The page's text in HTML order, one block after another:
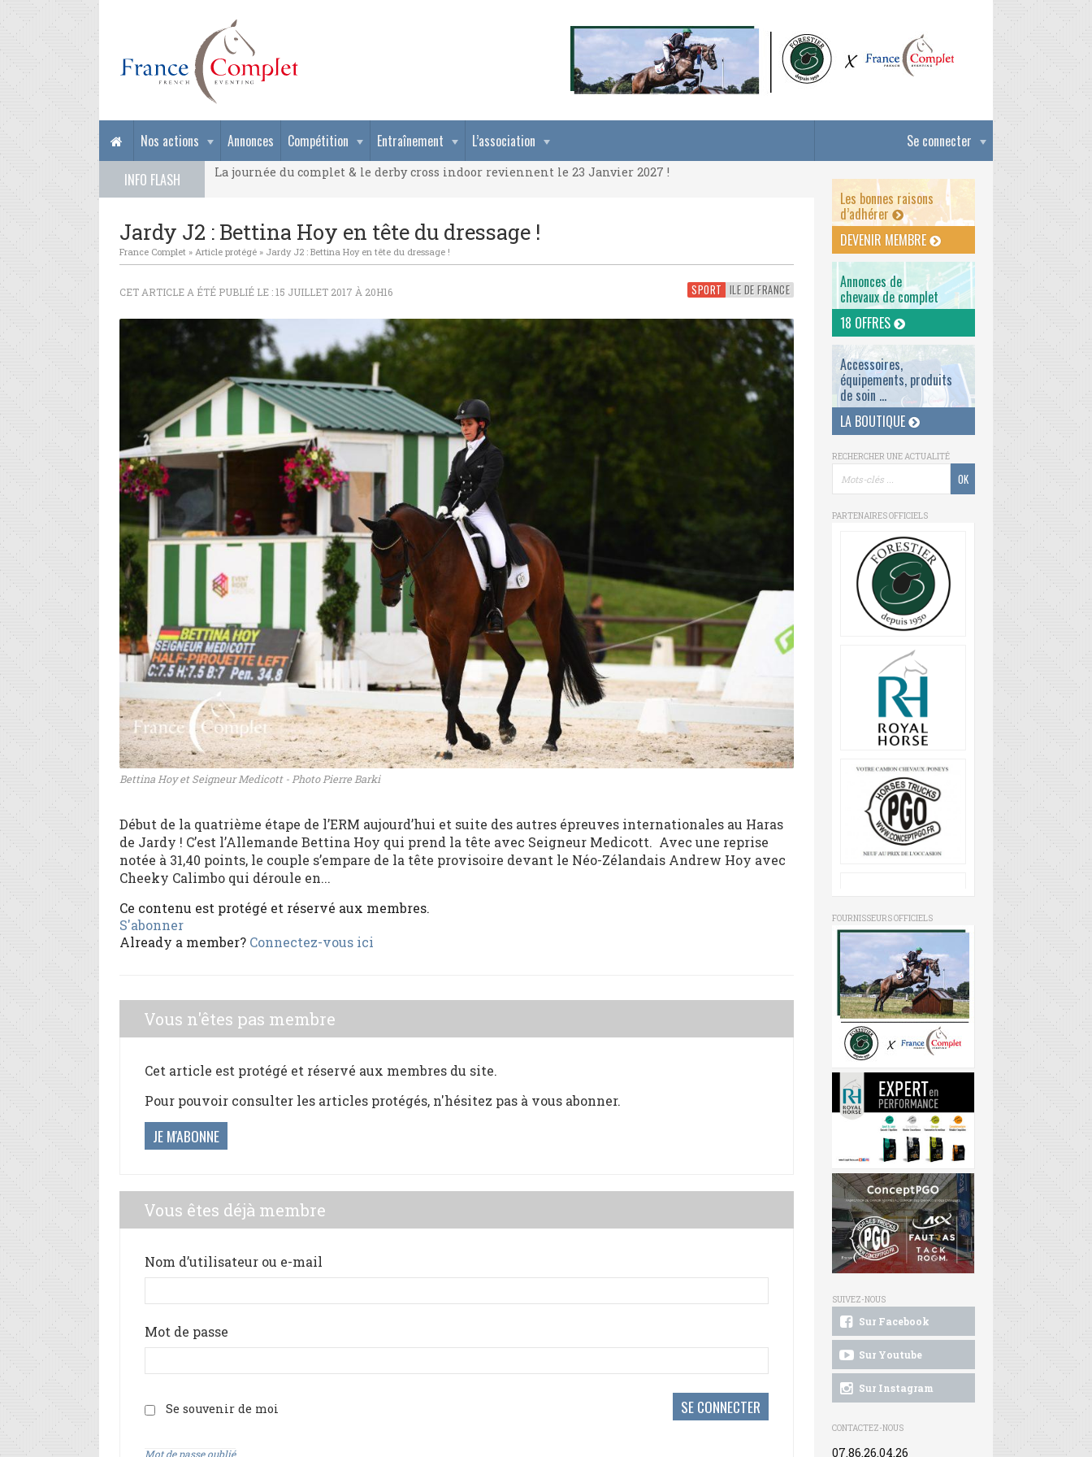
Se connecter
Nos actions Annonces Compétition Entraînement
L’association
INFO FLASH
La journée du complet & le derby cross indoor reviennent le 23 Janvier 2027 !
La journée du complet & le derby cross indoor reviennent le 23 Janvier 2027 !
Jardy J2 : Bettina Hoy en tête du dressage !
France Complet » Article protégé » Jardy J2 : Bettina Hoy en tête du dressage !
SPORT ILE DE FRANCE
CET ARTICLE A ÉTÉ PUBLIÉ LE : 15 JUILLET 2017 À 20H16
Bettina Hoy et Seigneur Medicott - Photo Pierre Barki
Début de la quatrième étape de l’ERM aujourd’hui et suite des autres épreuves internationales au Haras
de Jardy ! C’est l’Allemande Bettina Hoy qui prend la tête avec Seigneur Medicott. Avec une reprise
notée à 31,40 points, le couple s’empare de la tête provisoire devant le Néo-Zélandais Andrew Hoy avec
Cheeky Calimbo qui déroule en...
Ce contenu est protégé et réservé aux membres.
S'abonner
Already a member? Connectez-vous ici
Vous n'êtes pas membre
Cet article est protégé et réservé aux membres du site.
Pour pouvoir consulter les articles protégés, n'hésitez pas à vous abonner.
JE M'ABONNE
Vous êtes déjà membre
Nom d’utilisateur ou e-mail
Mot de passe
Se souvenir de moi
Mot de passe oublié
Les bonnes raisons
d’adhérer
DEVENIR MEMBRE
Annonces de
chevaux de complet
18 OFFRES
Accessoires,
équipements, produits
de soin ...
LA BOUTIQUE
RECHERCHER UNE ACTUALITÉ
PARTENAIRES OFFICIELS
FOURNISSEURS OFFICIELS
SUIVEZ-NOUS
Sur Facebook
Sur Youtube
Sur Instagram
CONTACTEZ-NOUS
07.86.26.04.26